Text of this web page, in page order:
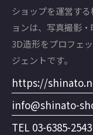
ショップを運営す
ョンは、写真撮影
3D造形をプロフェ
ジェントです。
https://
info@shinato-
TEL 03-6385-2543